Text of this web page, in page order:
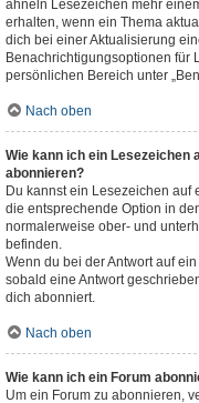
ähneln Lesezeichen mehr
erhalten, wenn ein Thema
dich bei einer Aktualisierung
Benachrichtigungsoptionen für
persönlichen Bereich unter
Nach oben
Wie kann ich ein Lesezeichen
abonnieren?
Du kannst ein Lesezeichen auf
die entsprechende Option in
normalerweise ober- und
befinden.
Wenn du bei der Antwort auf
sobald eine Antwort
dich abonniert.
Nach oben
Wie kann ich ein Forum
Um ein Forum zu abonnieren,